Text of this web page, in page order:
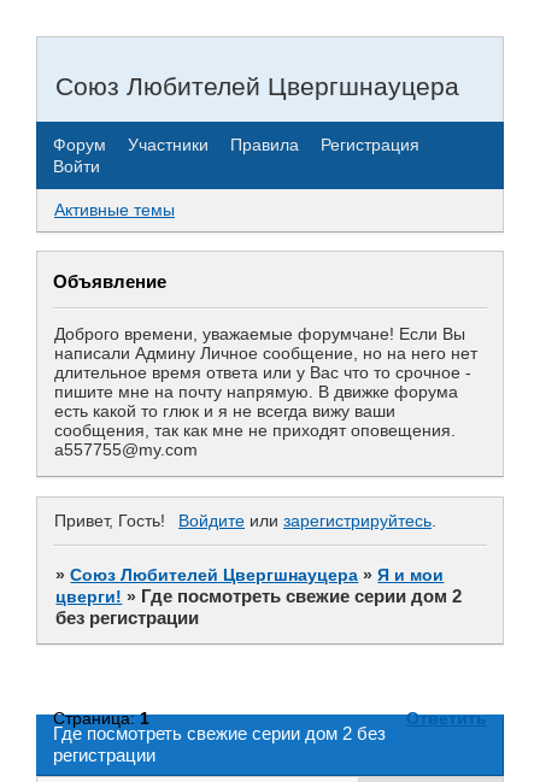
Союз Любителей Цвергшнауцера
Форум Участники Правила
Регистрация
Войти
Активные темы
Объявление
Доброго времени, уважаемые форумчане! Если Вы
написали Админу Личное сообщение, но на него нет
длительное время ответа или у Вас что то срочное -
пишите мне на почту напрямую. В движке форума
есть какой то глюк и я не всегда вижу ваши
сообщения, так как мне не приходят оповещения.
a557755@my.com
Привет, Гость! Войдите или зарегистрируйтесь.
»Союз Любителей Цвергшнауцера »Я и мои
цверги! » Где посмотреть свежие серии дом 2
без регистрации
Где посмотреть свежие серии дом 2 без
регистрации
Страница:1 Ответить